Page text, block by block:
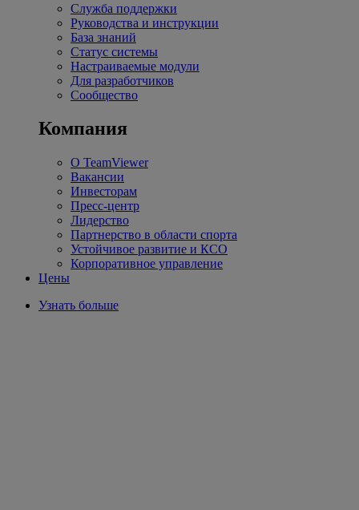
Служба поддержки
Руководства и инструкции
База знаний
Статус системы
Настраиваемые модули
Для разработчиков
Сообщество
Компания
О TeamViewer
Вакансии
Инвесторам
Пресс-центр
Лидерство
Партнерство в области спорта
Устойчивое развитие и КСО
Корпоративное управление
Цены
Узнать больше